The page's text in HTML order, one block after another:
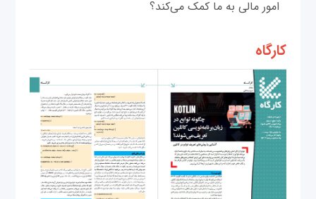
امور مالی به ما کمک می‌کند؟
کارگاه